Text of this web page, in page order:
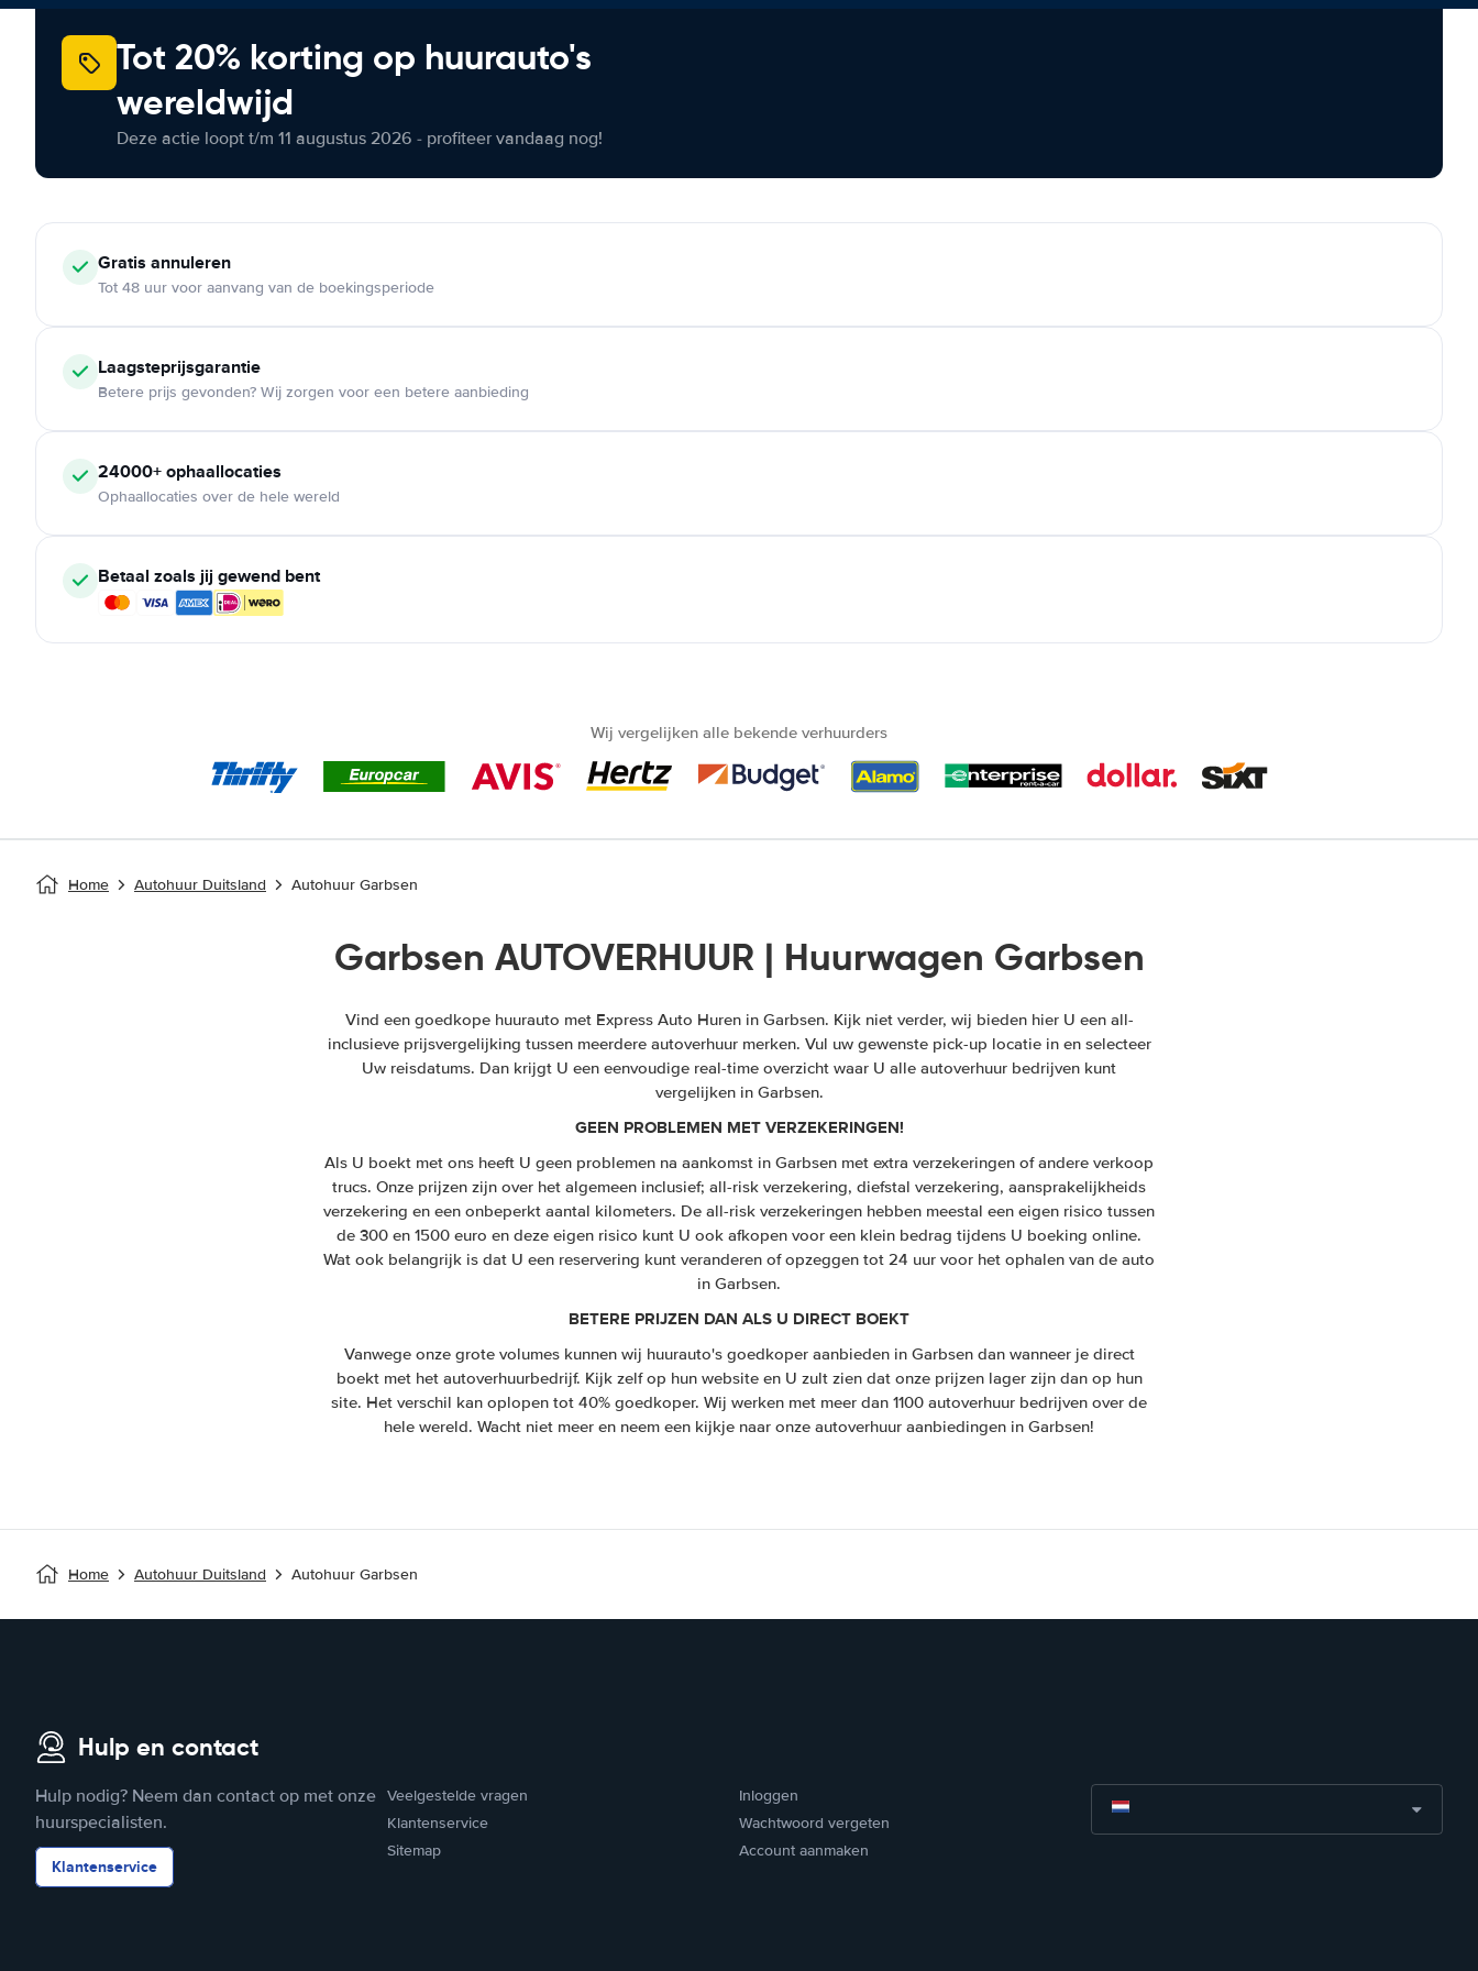
Tot 20% korting op huurauto's
wereldwijd
Deze actie loopt t/m 11 augustus 2026 - profiteer vandaag nog!
Gratis annuleren
Tot 48 uur voor aanvang van de boekingsperiode
Laagsteprijsgarantie
Betere prijs gevonden? Wij zorgen voor een betere aanbieding
24000+ ophaallocaties
Ophaallocaties over de hele wereld
Betaal zoals jij gewend bent
Wij vergelijken alle bekende verhuurders
Home Autohuur Duitsland Autohuur Garbsen
Garbsen AUTOVERHUUR | Huurwagen Garbsen
Vind een goedkope huurauto met Express Auto Huren in Garbsen. Kijk niet verder, wij bieden hier U een all-
inclusieve prijsvergelijking tussen meerdere autoverhuur merken. Vul uw gewenste pick-up locatie in en selecteer
Uw reisdatums. Dan krijgt U een eenvoudige real-time overzicht waar U alle autoverhuur bedrijven kunt
vergelijken in Garbsen.
GEEN PROBLEMEN MET VERZEKERINGEN!
Als U boekt met ons heeft U geen problemen na aankomst in Garbsen met extra verzekeringen of andere verkoop
trucs. Onze prijzen zijn over het algemeen inclusief; all-risk verzekering, diefstal verzekering, aansprakelijkheids
verzekering en een onbeperkt aantal kilometers. De all-risk verzekeringen hebben meestal een eigen risico tussen
de 300 en 1500 euro en deze eigen risico kunt U ook afkopen voor een klein bedrag tijdens U boeking online.
Wat ook belangrijk is dat U een reservering kunt veranderen of opzeggen tot 24 uur voor het ophalen van de auto
in Garbsen.
BETERE PRIJZEN DAN ALS U DIRECT BOEKT
Vanwege onze grote volumes kunnen wij huurauto's goedkoper aanbieden in Garbsen dan wanneer je direct
boekt met het autoverhuurbedrijf. Kijk zelf op hun website en U zult zien dat onze prijzen lager zijn dan op hun
site. Het verschil kan oplopen tot 40% goedkoper. Wij werken met meer dan 1100 autoverhuur bedrijven over de
hele wereld. Wacht niet meer en neem een kijkje naar onze autoverhuur aanbiedingen in Garbsen!
Home Autohuur Duitsland Autohuur Garbsen
Hulp en contact
Hulp nodig? Neem dan contact op met onze
huurspecialisten.
Klantenservice
Veelgestelde vragen
Klantenservice
Sitemap
Inloggen
Wachtwoord vergeten
Account aanmaken